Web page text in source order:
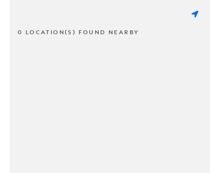
0 LOCATION(S) FOUND NEARBY